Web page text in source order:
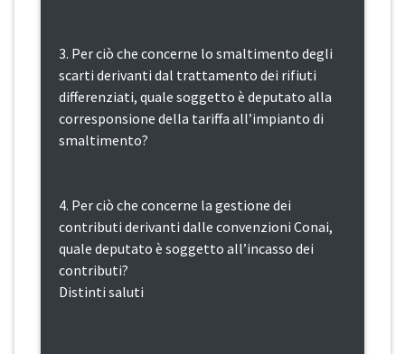
3. Per ciò che concerne lo smaltimento degli
scarti derivanti dal trattamento dei rifiuti
differenziati, quale soggetto è deputato alla
corresponsione della tariffa all’impianto di
smaltimento?
4. Per ciò che concerne la gestione dei
contributi derivanti dalle convenzioni Conai,
quale deputato è soggetto all’incasso dei
contributi?
Distinti saluti